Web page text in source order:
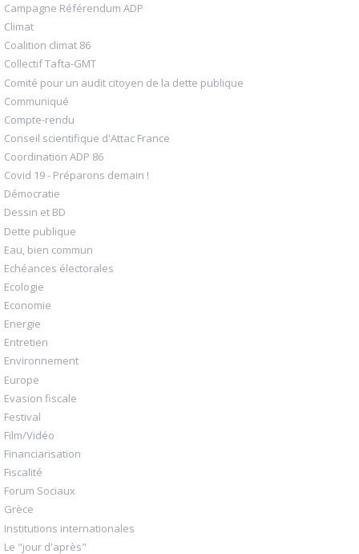
Campagne Référendum ADP
Climat
Coalition climat 86
Collectif Tafta-GMT
Comité pour un audit citoyen de la dette publique
Communiqué
Compte-rendu
Conseil scientifique d'Attac France
Coordination ADP 86
Covid 19 - Préparons demain !
Démocratie
Dessin et BD
Dette publique
Eau, bien commun
Echéances électorales
Ecologie
Economie
Energie
Entretien
Environnement
Europe
Evasion fiscale
Festival
Film/Vidéo
Financiarisation
Fiscalité
Forum Sociaux
Grèce
Institutions internationales
Le "jour d'après"